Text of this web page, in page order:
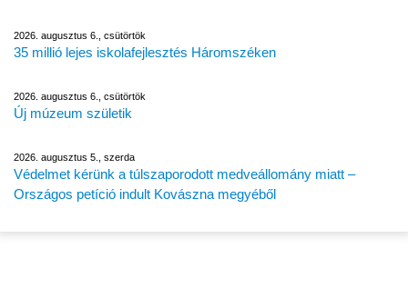
2026. augusztus 6., csütörtök
35 millió lejes iskolafejlesztés Háromszéken
2026. augusztus 6., csütörtök
Új múzeum születik
2026. augusztus 5., szerda
Védelmet kérünk a túlszaporodott medveállomány miatt –
Országos petíció indult Kovászna megyéből